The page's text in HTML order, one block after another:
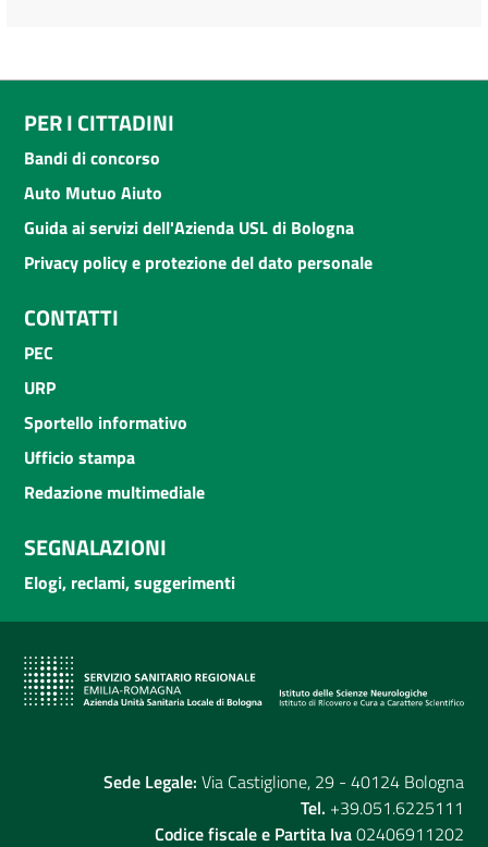
PER I CITTADINI
Bandi di concorso
Auto Mutuo Aiuto
Guida ai servizi dell'Azienda USL di Bologna
Privacy policy e protezione del dato personale
CONTATTI
PEC
URP
Sportello informativo
Ufficio stampa
Redazione multimediale
SEGNALAZIONI
Elogi, reclami, suggerimenti
Sede Legale: Via Castiglione, 29 - 40124 Bologna
Tel. +39.051.6225111
Codice fiscale e Partita Iva02406911202